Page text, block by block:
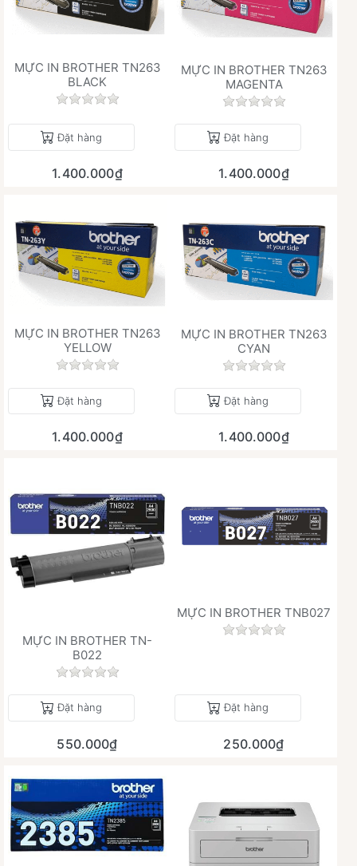
MỰC IN BROTHER TN263
BLACK
Chưa có đánh giá nào cho sản phẩm này.
Đặt hàng
1.400.000₫
MỰC IN BROTHER TN263
MAGENTA
Chưa có đánh giá
Đặt hàng
1.400.000₫
MỰC IN BROTHER TN263
YELLOW
Chưa có đánh giá nào cho sản phẩm này.
Đặt hàng
1.400.000₫
MỰC IN BROTHER TN263
CYAN
Chưa có đánh giá
Đặt hàng
1.400.000₫
MỰC IN BROTHER TN-
B022
Chưa có đánh giá nào cho sản phẩm này.
Đặt hàng
550.000₫
MỰC IN BROTHER TNB027
Chưa có đánh giá
Đặt hàng
250.000₫